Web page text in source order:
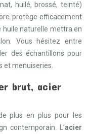
huilé, brossé, teinté)
protège efficacement
huile naturelle mettra en
Vous hésitez entre
des échantillons pour
et menuiseries.
brut, acier
plus en plus pour les
contemporain. L’acier